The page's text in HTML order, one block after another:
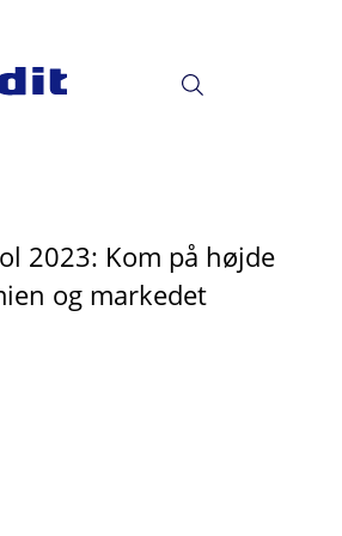
2023: Kom på højde
og markedet